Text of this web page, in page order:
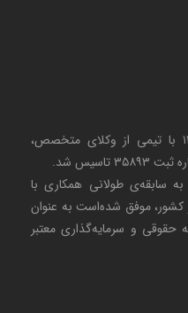
، از سال ۱۳۹۴ با تیمی از وکلای متخصص،
شد.
به سابقه‌ی طولانی همکاری با
کشور، موفق شده‌است به عنوان
و سرمایه‌گذاری معتبر